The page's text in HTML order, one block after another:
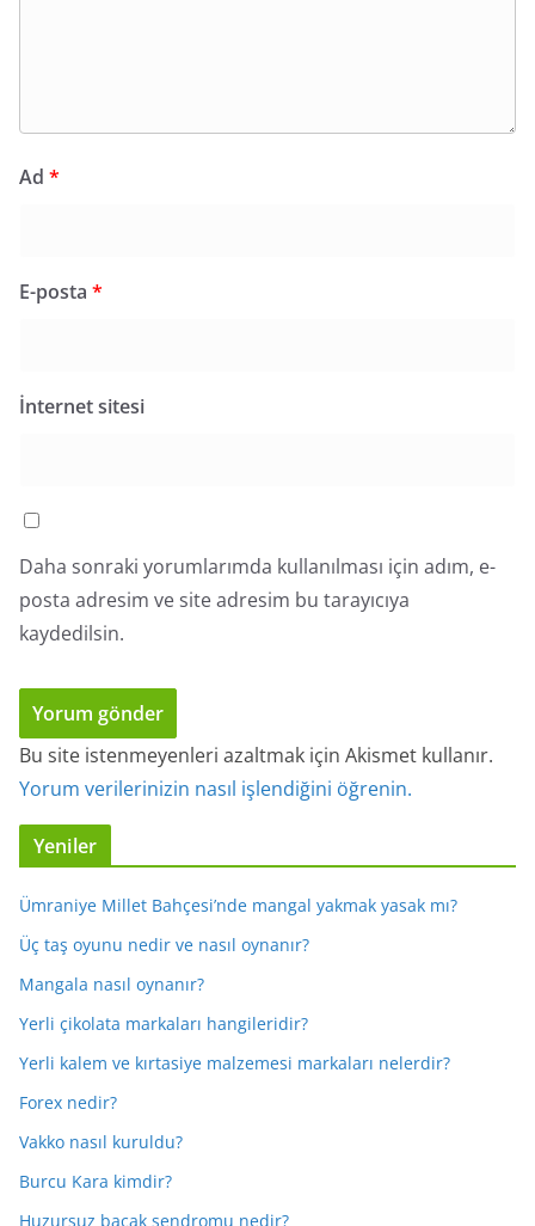
Ad *
E-posta *
İnternet sitesi
Daha sonraki yorumlarımda kullanılması için adım, e-
posta adresim ve site adresim bu tarayıcıya
kaydedilsin.
Bu site istenmeyenleri azaltmak için Akismet kullanır.
Yorum verilerinizin nasıl işlendiğini öğrenin.
Yeniler
Ümraniye Millet Bahçesi’nde mangal yakmak yasak mı?
Üç taş oyunu nedir ve nasıl oynanır?
Mangala nasıl oynanır?
Yerli çikolata markaları hangileridir?
Yerli kalem ve kırtasiye malzemesi markaları nelerdir?
Forex nedir?
Vakko nasıl kuruldu?
Burcu Kara kimdir?
Huzursuz bacak sendromu nedir?